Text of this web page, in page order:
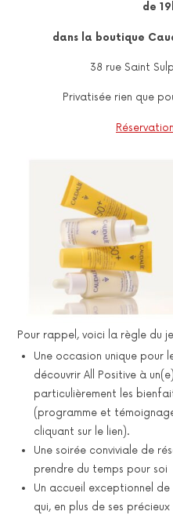
de
dans la boutique
38 rue Saint
Privatisée rien que
Pour rappel, voici la règle du
Une occasion unique pour
découvrir All Positive à
particulièrement les
(programme et
cliquant sur le lien).
Une soirée conviviale de
prendre du temps pour soi
Un accueil exceptionnel
qui, en plus de ses